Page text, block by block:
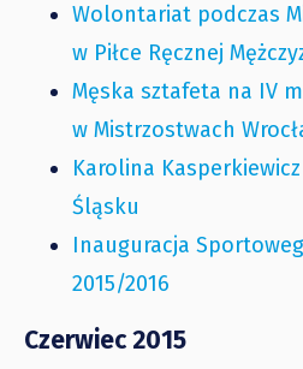
Wolontariat podczas
w Piłce Ręcznej
Męska sztafeta na IV
w Mistrzostwach
Karolina
Śląsku
Inauguracja
2015/2016
Czerwiec 2015